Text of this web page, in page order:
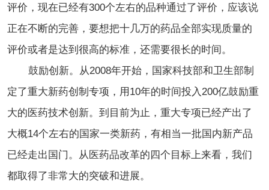
评价，现在已经有300个左右的品种通过了评价，应该说
正在不断的完善，要想把十几万的药品全部实现质量的
评价或者是达到很高的标准，还需要很长的时间。
鼓励创新。从2008年开始，国家科技部和卫生部制
定了重大新药创制专项，用10年的时间投入200亿鼓励重
大的医药技术创新。到目前为止，重大专项已经产出了
大概14个左右的国家一类新药，有相当一批国内新产品
已经走出国门。从医药品改革的四个目标上来看，我们
都取得了非常大的突破和进展。